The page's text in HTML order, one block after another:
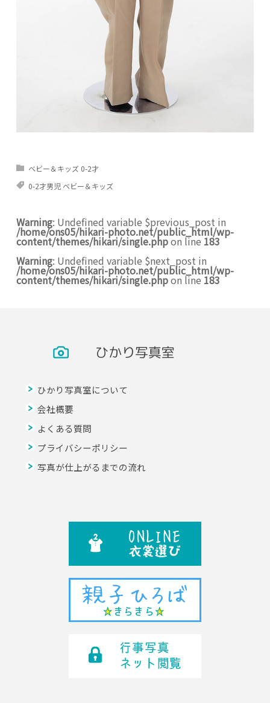
ベビー＆キッズ 0-2才
0-2才男児 ベビー＆キッズ
Warning: Undefined variable $previous_post in
/home/ons05/hikari-photo.net/public_html/wp-
content/themes/hikari/single.phpon line 183
Warning: Undefined variable $next_post in
/home/ons05/hikari-photo.net/public_html/wp-
content/themes/hikari/single.phpon line 183
ひかり写真室
ひかり写真室について
会社概要
よくある質問
プライバシーポリシー
写真が仕上がるまでの流れ